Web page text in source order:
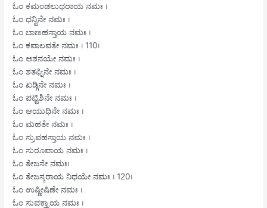
ಓಂ ಕಮಂಡಲುಧರಾಯ ನಮಃ ।
ಓಂ ಧನ್ವಿನೇ ನಮಃ ।
ಓಂ ಬಾಣಹಸ್ತಾಯ ನಮಃ ।
ಓಂ ಕಪಾಲವತೇ ನಮಃ । 110।
ಓಂ ಅಶನಯೇ ನಮಃ ।
ಓಂ ಶತಘ್ನಿನೇ ನಮಃ ।
ಓಂ ಖಡ್ಗಿನೇ ನಮಃ ।
ಓಂ ಪಟ್ಟಿಶಿನೇ ನಮಃ ।
ಓಂ ಆಯುಧಿನೇ ನಮಃ ।
ಓಂ ಮಹತೇ ನಮಃ ।
ಓಂ ಸ್ರುವಹಸ್ತಾಯ ನಮಃ ।
ಓಂ ಸುರೂಪಾಯ ನಮಃ ।
ಓಂ ತೇಜಸೇ ನಮಃ।
ಓಂ ತೇಜಸ್ಕರಾಯ ನಿಧಯೇ ನಮಃ । 120।
ಓಂ ಉಷ್ಣೀಷಿಣೇ ನಮಃ ।
ಓಂ ಸುವಕ್ತ್ರಾಯ ನಮಃ ।